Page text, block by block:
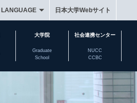
大学院
Graduate
School
社会連携センター
NUCC
CCBC
LANGUAGE 日本大学Webサイト